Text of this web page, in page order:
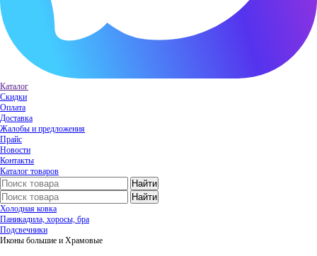
Каталог
Скидки
Оплата
Доставка
Жалобы и предложения
Прайс
Новости
Контакты
Каталог товаров
Холодная ковка
Паникадила, хоросы, бра
Подсвечники
Иконы большие и Храмовые